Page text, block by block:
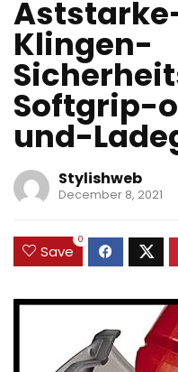
Klingen-
Softgrip-
und-
Stylishweb
December 8, 2021
Save
0